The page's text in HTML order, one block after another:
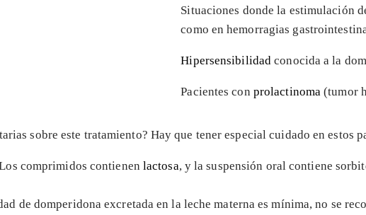
Situaciones donde la estimulación
como en hemorragias
Hipersensibilidadconocida a la
Pacientes con prolactinoma(tumor
sobre este tratamiento? Hay que tener especial cuidado en estos
comprimidos contienen lactosa, y la suspensión oral contiene
de domperidona excretada en la leche materna es mínima, no se